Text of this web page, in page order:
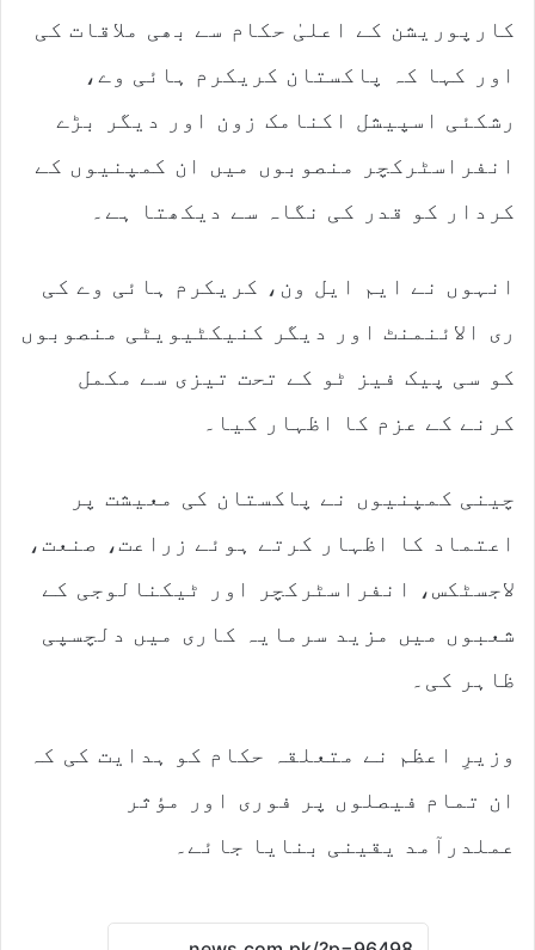
کارپوریشن کے اعلیٰ حکام سے بھی ملاقات کی
اور کہا کہ پاکستان کریکرم ہائی وے،
رشکئی اسپیشل اکنامک زون اور دیگر بڑے
انفراسٹرکچر منصوبوں میں ان کمپنیوں کے
کردار کو قدر کی نگاہ سے دیکھتا ہے۔
انہوں نے ایم ایل ون، کریکرم ہائی وے کی
ری الائنمنٹ اور دیگر کنیکٹیویٹی منصوبوں
کو سی پیک فیز ٹو کے تحت تیزی سے مکمل
کرنے کے عزم کا اظہار کیا۔
چینی کمپنیوں نے پاکستان کی معیشت پر
اعتماد کا اظہار کرتے ہوئے زراعت، صنعت،
لاجسٹکس، انفراسٹرکچر اور ٹیکنالوجی کے
شعبوں میں مزید سرمایہ کاری میں دلچسپی
ظاہر کی۔
وزیرِ اعظم نے متعلقہ حکام کو ہدایت کی کہ
ان تمام فیصلوں پر فوری اور مؤثر
عملدرآمد یقینی بنایا جائے۔